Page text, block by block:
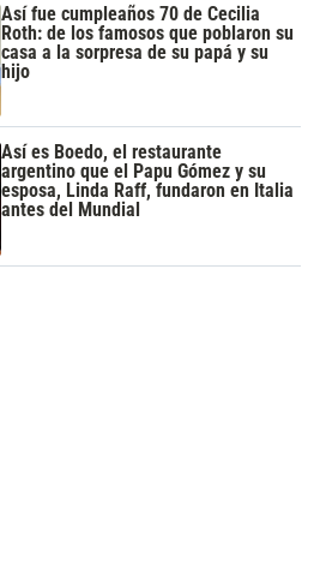
Así fue cumpleaños 70 de Cecilia
Roth: de los famosos que poblaron su
casa a la sorpresa de su papá y su
hijo
Así es Boedo, el restaurante
argentino que el Papu Gómez y su
esposa, Linda Raff, fundaron en Italia
antes del Mundial